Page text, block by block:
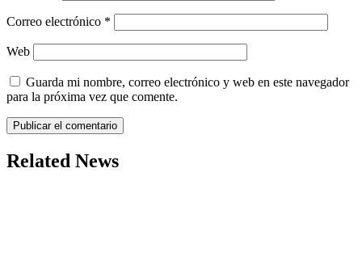
Correo electrónico *
Web
Guarda mi nombre, correo electrónico y web en este navegador
para la próxima vez que comente.
Related News